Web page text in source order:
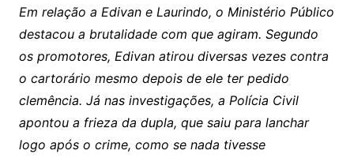
Em relação a Edivan e Laurindo, o Ministério Público
destacou a brutalidade com que agiram. Segundo
os promotores, Edivan atirou diversas vezes contra
o cartorário mesmo depois de ele ter pedido
clemência. Já nas investigações, a Polícia Civil
apontou a frieza da dupla, que saiu para lanchar
logo após o crime, como se nada tivesse